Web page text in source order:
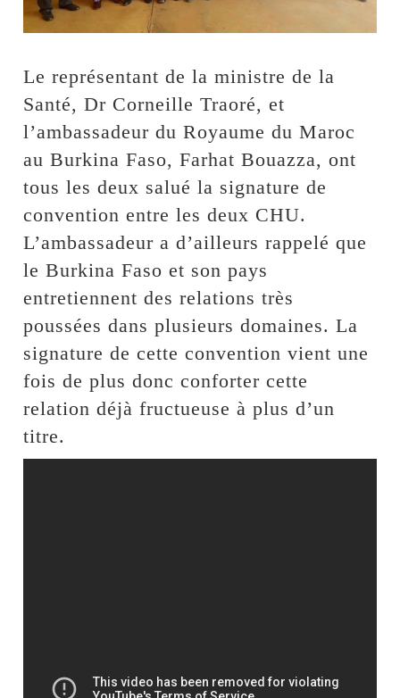
Le représentant de la ministre de la
Santé, Dr Corneille Traoré, et
l’ambassadeur du Royaume du Maroc
au Burkina Faso, Farhat Bouazza, ont
tous les deux salué la signature de
convention entre les deux CHU.
L’ambassadeur a d’ailleurs rappelé que
le Burkina Faso et son pays
entretiennent des relations très
poussées dans plusieurs domaines. La
signature de cette convention vient une
fois de plus donc conforter cette
relation déjà fructueuse à plus d’un
titre.